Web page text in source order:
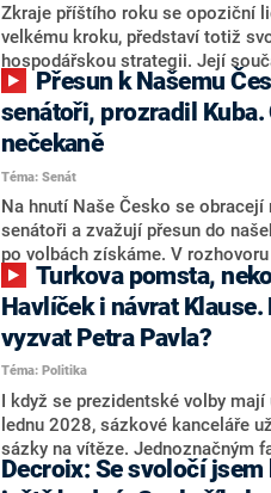
Zkraje příštího roku se opoziční
velkému kroku, představí totiž
hospodářskou strategii. Její
stárnutí populace, řekl ve středu
nový předseda lidovců Jan
senátních volbách kandiduje ve
aktivitu opozice, o níž vládní
komentátoři mluví jako o slabé a
úmorná práce upozorňovat na
námi navíc nechodí do debat.
svoje témata,“ odpověděl Grolich
NEWS.
senátoři, prozradil Kuba.
nečekaně
Téma: Senát
Na hnutí Naše Česko se
senátoři a zvažují přesun do
po volbách získáme. V
NEWS to řekl zakladatel hnutí a
Martin Kuba. Konkrétní nebyl, ale
například senátora Zdeňka Hrabu,
součástí klubu ODS a TOP 09.
redakce nevyloučil. Předseda
Zdeněk Nytra redakci řekl, že
některých senátorů z klubu a že
nepřítel, ale soupeř.
Havlíček i návrat Klause.
vyzvat Petra Pavla?
Téma: Politika
I když se prezidentské volby
lednu 2028, sázkové kanceláře
sázky na vítěze. Jednoznačným
hlava státu Petr Pavel. Daleko za
Decroix: Se svoločí jsem